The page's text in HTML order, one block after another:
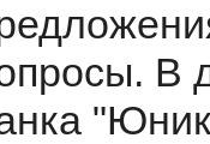
В